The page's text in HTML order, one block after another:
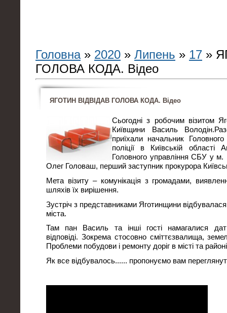
Головна» 2020 » Липень » 17 »
ГОЛОВА КОДА. Відео
ЯГОТИН ВІДВІДАВ ГОЛОВА КОДА. Відео
Сьогодні з робочим візитом
Київщини Василь
приїхали начальник
поліції в Київській області
Головного управління СБУ у м.
Олег Головаш, перший заступник прокурора
Мета візиту – комунікація з громадами,
шляхів їх вирішення.
Зустріч з представниками Яготинщини
міста.
Там пан Василь та інші гості намагалися
відповіді. Зокрема стосовно сміттєзвалища,
Проблеми побудови і ремонту доріг в місті та
Як все відбувалось...... пропонуємо вам